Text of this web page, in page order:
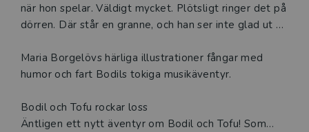
när hon spelar. Väldigt mycket. Plötsligt ringer det på
dörren. Där står en granne, och han ser inte glad ut …
Maria Borgelövs härliga illustrationer fångar med
humor och fart Bodils tokiga musikäventyr.
Bodil och Tofu rockar loss
Äntligen ett nytt äventyr om Bodil och Tofu! Som